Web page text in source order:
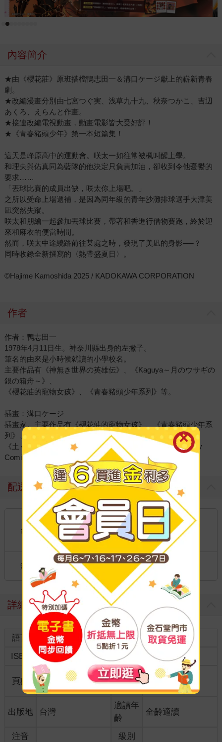
內容簡介
★由《櫻花莊》原班搭檔鴨志田一＆溝口ケージ獻上的嶄新青春
劇。
★改編漫畫分別由七宮つぐ実、浅草九十九、秋奈つかこ、吉辺
あくろ、えらんと作畫。
★接連改編電視動畫，動畫電影皆大受好評！
★《青春豬頭少年》第一本短篇集！
這天是峰原高中的運動會。咲太一如往常被楓叫醒上學。
和理央與佑真同為藍隊的他決定只負責加油，卻收到令他憂鬱的
要求……
「丟球比賽的成員出缺，咲太你上場吧。」
之所以受命上場遞補，是因為同年級的青年沙灘排球選手大津美
凪突然失蹤。
咲太和朋繪一起參加丟球比賽，帶著和香進行借物賽跑，終於迎
來和麻衣的便當時間。
然而，咲太中途繞路前往某處之時，發現了美凪的身影──？
同時收錄全新撰寫的〈熱帶盛夏日〉。
©Hajime Kamoshida 2025 / KADOKAWA CORPORATION
作者
作者：鴨志田一
1978年4月11日生。神奈川縣出身的左撇子。
筆名的由來是小時候就讀的小學校名。
主要作品有《神無き世界の英雄伝》、《Kaguya～月のウサギの
銀の箱舟～》、
《櫻花莊的寵物女孩》、《青春豬頭少年系列》等。
插畫：溝口ケージ
插畫家。主要作品有《櫻花莊的寵物女孩》、《青春豬頭少年系
列》、
《土くれのティターニア》、《我的朋友很少 公式Anthology
Comic》等。
配送方式
台灣
國內宅配：本島、離島
到店取貨：
不限金額免運費
海外
國際快遞：全球
港澳店取：
詳細資料
語言 中文繁體 裝訂
紙本平裝
ISBN
9786264359368 分級 普通級
頁數 296
商品規
格
18.8*12.7*1.4
出版地 台灣
適讀年
齡
全齡適讀
注音 級別